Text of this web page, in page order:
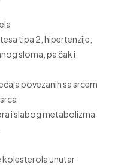
tipa 2, hipertenzije,
sloma, pa čak i
povezanih sa srcem
i slabog metabolizma
kolesterola unutar